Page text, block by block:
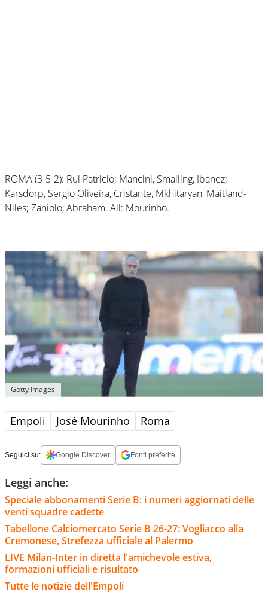
ROMA (3-5-2): Rui Patricio; Mancini, Smalling, Ibanez;
Karsdorp, Sergio Oliveira, Cristante, Mkhitaryan, Maitland-
Niles; Zaniolo, Abraham. All: Mourinho.
Getty Images
Empoli José Mourinho Roma
Seguici su: Google Discover Fonti preferite
Leggi anche:
Speciale abbonamenti Serie B: i numeri aggiornati delle
venti squadre cadette
Tabellone Calciomercato Serie B 26-27: Vogliacco alla
Cremonese, Strefezza ufficiale al Palermo
LIVE Milan-Inter in diretta l'amichevole estiva,
formazioni ufficiali e risultato
Tutte le notizie dell'Empoli